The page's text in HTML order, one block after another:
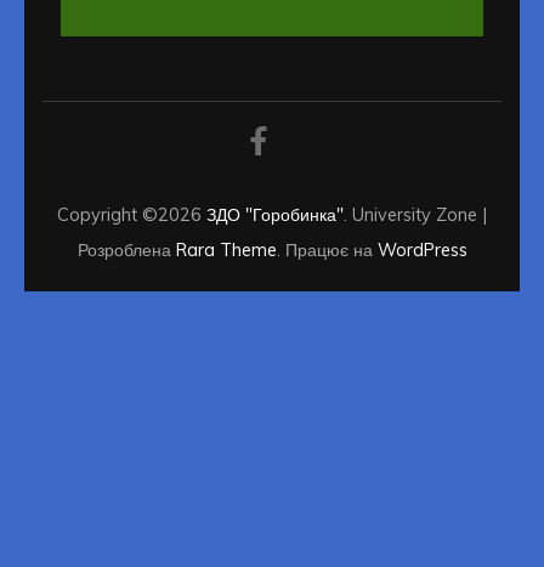
Copyright ©2026 ЗДО "Горобинка" University Zone |
Розроблена Rara Theme . Працює на WordPress